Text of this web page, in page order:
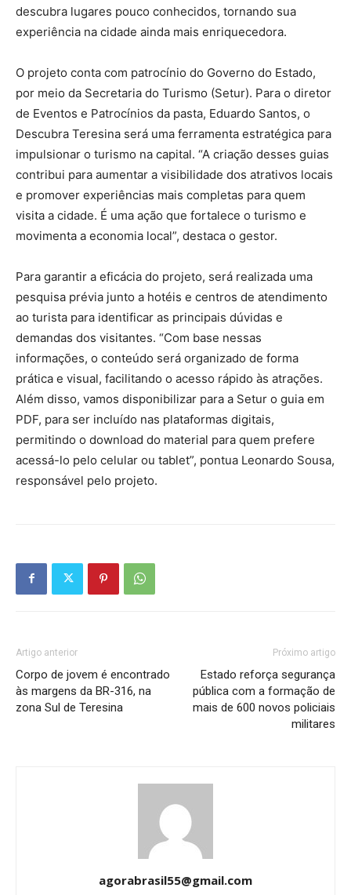
descubra lugares pouco conhecidos, tornando sua
experiência na cidade ainda mais enriquecedora.
O projeto conta com patrocínio do Governo do Estado,
por meio da Secretaria do Turismo (Setur). Para o diretor
de Eventos e Patrocínios da pasta, Eduardo Santos, o
Descubra Teresina será uma ferramenta estratégica para
impulsionar o turismo na capital. “A criação desses guias
contribui para aumentar a visibilidade dos atrativos locais
e promover experiências mais completas para quem
visita a cidade. É uma ação que fortalece o turismo e
movimenta a economia local”, destaca o gestor.
Para garantir a eficácia do projeto, será realizada uma
pesquisa prévia junto a hotéis e centros de atendimento
ao turista para identificar as principais dúvidas e
demandas dos visitantes. “Com base nessas
informações, o conteúdo será organizado de forma
prática e visual, facilitando o acesso rápido às atrações.
Além disso, vamos disponibilizar para a Setur o guia em
PDF, para ser incluído nas plataformas digitais,
permitindo o download do material para quem prefere
acessá-lo pelo celular ou tablet”, pontua Leonardo Sousa,
responsável pelo projeto.
Artigo anterior
Corpo de jovem é encontrado
às margens da BR-316, na
zona Sul de Teresina
Próximo artigo
Estado reforça segurança
pública com a formação de
mais de 600 novos policiais
militares
agorabrasil55@gmail.com